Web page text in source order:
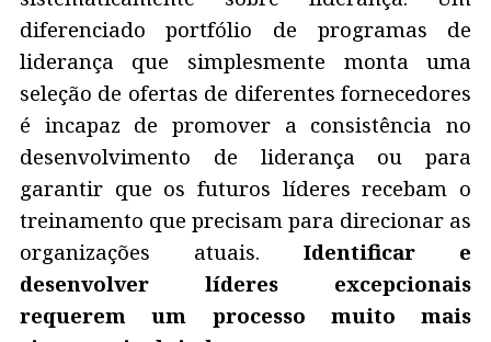
diferenciado portfólio de programas de
liderança que simplesmente monta uma
seleção de ofertas de diferentes fornecedores
é incapaz de promover a consistência no
desenvolvimento de liderança ou para
garantir que os futuros líderes recebam o
treinamento que precisam para direcionar as
organizações atuais.Identificar e
desenvolver líderes excepcionais
requerem um processo muito mais